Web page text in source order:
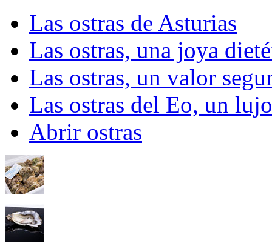
Las ostras de Asturias
Las ostras, una joya
Las ostras, un valor
Las ostras del Eo, un
Abrir ostras